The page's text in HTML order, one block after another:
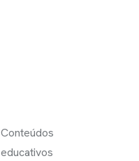
Conteúdos
educativos